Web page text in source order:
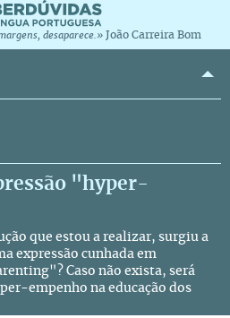
desaparece.» João Carreira Bom
"hyper-
que estou a realizar, surgiu a
expressão cunhada em
Caso não exista, será
empenho na educação dos